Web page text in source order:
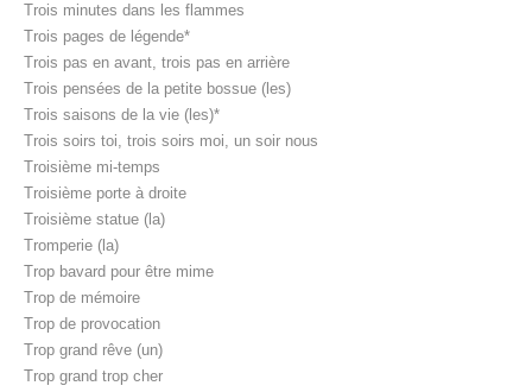
Trois minutes dans les flammes
Trois pages de légende*
Trois pas en avant, trois pas en arrière
Trois pensées de la petite bossue (les)
Trois saisons de la vie (les)*
Trois soirs toi, trois soirs moi, un soir nous
Troisième mi-temps
Troisième porte à droite
Troisième statue (la)
Tromperie (la)
Trop bavard pour être mime
Trop de mémoire
Trop de provocation
Trop grand rêve (un)
Trop grand trop cher